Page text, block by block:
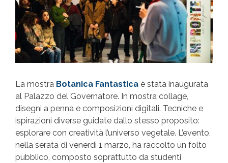
La mostra Botanica Fantastica è stata inaugurata
al Palazzo del Governatore. In mostra collage,
disegni a penna e composizioni digitali. Tecniche e
ispirazioni diverse guidate dallo stesso proposito:
esplorare con creatività l’universo vegetale. L’evento,
nella serata di venerdì 1 marzo, ha raccolto un folto
pubblico, composto soprattutto da studenti